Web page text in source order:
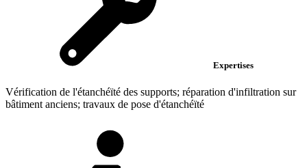
Expertises
Vérification de l'étanchéïté des supports; réparation d'infiltration sur
bâtiment anciens; travaux de pose d'étanchéïté